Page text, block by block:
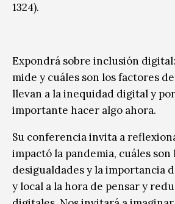
1324).
Expondrá sobre inclusión
mide y cuáles son los factores
llevan a la inequidad digital y
importante hacer algo ahora.
Su conferencia invita a
impactó la pandemia, cuáles son
desigualdades y la importancia
y local a la hora de pensar y